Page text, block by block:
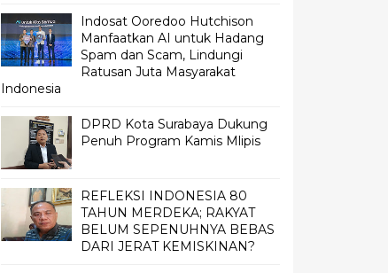
Indosat Ooredoo Hutchison
Manfaatkan AI untuk Hadang
Spam dan Scam, Lindungi
Ratusan Juta Masyarakat
Indonesia
DPRD Kota Surabaya Dukung
Penuh Program Kamis Mlipis
REFLEKSI INDONESIA 80
TAHUN MERDEKA; RAKYAT
BELUM SEPENUHNYA BEBAS
DARI JERAT KEMISKINAN?